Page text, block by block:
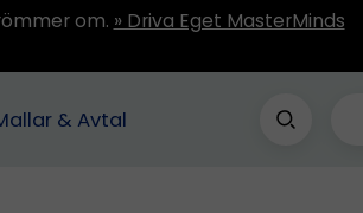
om. » Driva Eget MasterMinds
& Avtal